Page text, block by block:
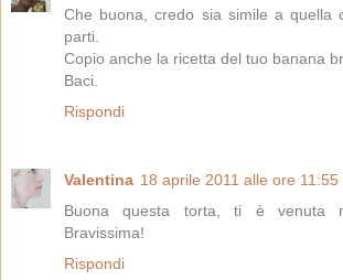
Che buona, credo sia simile a quella
parti.
Copio anche la ricetta del tuo banana
Baci.
Rispondi
Valentina 18 aprile 2011 alle ore 11:55
Buona questa torta, ti è venuta
Bravissima!
Rispondi